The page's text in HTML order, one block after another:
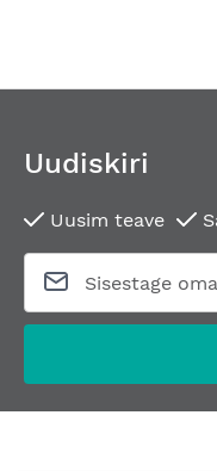
Uudiskiri
Uusim teave